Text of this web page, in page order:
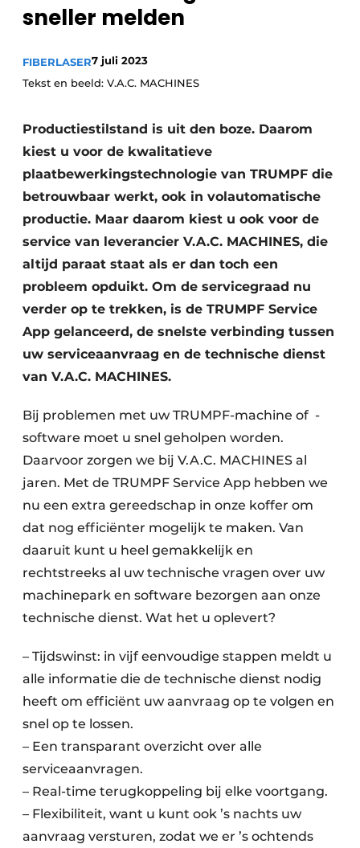
Vacature aanmelden
sneller melden
FIBERLASER7 juli 2023
Tekst en beeld: V.A.C. MACHINES
Productiestilstand is uit den boze. Daarom
kiest u voor de kwalitatieve
plaatbewerkingstechnologie van TRUMPF die
betrouwbaar werkt, ook in volautomatische
productie. Maar daarom kiest u ook voor de
service van leverancier V.A.C. MACHINES, die
altijd paraat staat als er dan toch een
probleem opduikt. Om de servicegraad nu
verder op te trekken, is de TRUMPF Service
App gelanceerd, de snelste verbinding tussen
uw serviceaanvraag en de technische dienst
van V.A.C. MACHINES.
Bij problemen met uw TRUMPF-machine of -
software moet u snel geholpen worden.
Daarvoor zorgen we bij V.A.C. MACHINES al
jaren. Met de TRUMPF Service App hebben we
nu een extra gereedschap in onze koffer om
dat nog efficiënter mogelijk te maken. Van
daaruit kunt u heel gemakkelijk en
rechtstreeks al uw technische vragen over uw
machinepark en software bezorgen aan onze
technische dienst. Wat het u oplevert?
– Tijdswinst: in vijf eenvoudige stappen meldt u
alle informatie die de technische dienst nodig
heeft om efficiënt uw aanvraag op te volgen en
snel op te lossen.
– Een transparant overzicht over alle
serviceaanvragen.
– Real-time terugkoppeling bij elke voortgang.
– Flexibiliteit, want u kunt ook ’s nachts uw
aanvraag versturen, zodat we er ’s ochtends